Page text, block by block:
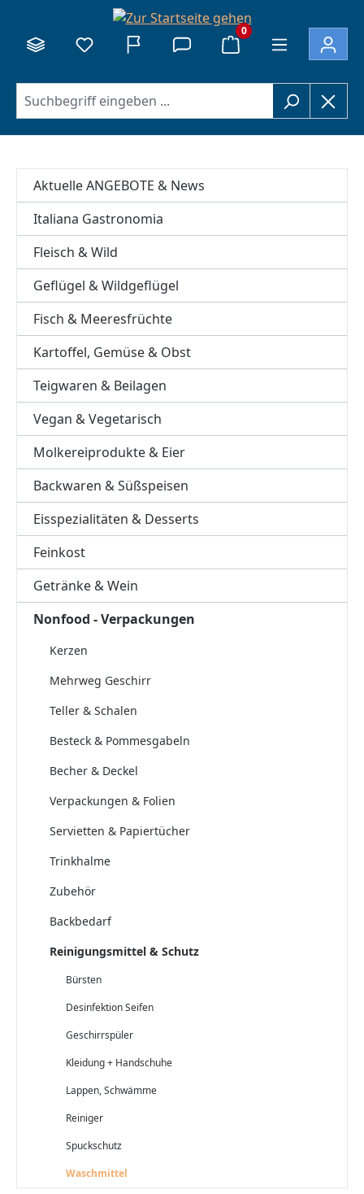
0
Aktuelle ANGEBOTE & News
Italiana Gastronomia
Fleisch & Wild
Geflügel & Wildgeflügel
Fisch & Meeresfrüchte
Kartoffel, Gemüse & Obst
Teigwaren & Beilagen
Vegan & Vegetarisch
Molkereiprodukte & Eier
Backwaren & Süßspeisen
Eisspezialitäten & Desserts
Feinkost
Getränke & Wein
Nonfood - Verpackungen
Kerzen
Mehrweg Geschirr
Teller & Schalen
Besteck & Pommesgabeln
Becher & Deckel
Verpackungen & Folien
Servietten & Papiertücher
Trinkhalme
Zubehör
Backbedarf
Reinigungsmittel & Schutz
Bürsten
Desinfektion Seifen
Geschirrspüler
Kleidung + Handschuhe
Lappen, Schwämme
Reiniger
Spuckschutz
Waschmittel